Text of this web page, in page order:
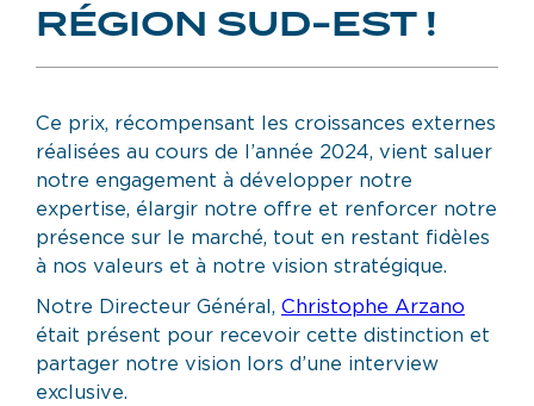
RÉGION SUD-EST !
Ce prix, récompensant les croissances externes
réalisées au cours de l’année 2024, vient saluer
notre engagement à développer notre
expertise, élargir notre offre et renforcer notre
présence sur le marché, tout en restant fidèles
à nos valeurs et à notre vision stratégique.
Notre Directeur Général, Christophe Arzano
était présent pour recevoir cette distinction et
partager notre vision lors d’une interview
exclusive.